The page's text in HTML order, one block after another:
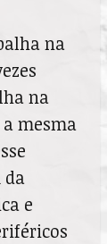
na
na
mesma
da
e